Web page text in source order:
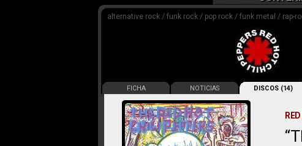
alternative rock / funk rock / pop rock / funk metal / rap-
FICHA NOTICIAS DISCOS (14)